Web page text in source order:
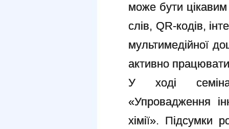
може бути
слів, QR-кодів,
мультимедійної
активно працювати
У ході
«Упровадження
хімії». Підсумки